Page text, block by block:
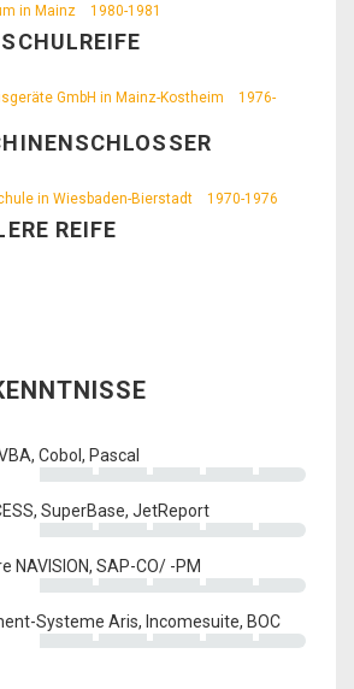
in Mainz 1980-1981
GmbH in Mainz-Kostheim
1976-
in Wiesbaden-Bierstadt 1970-1976
REIFE
Cobol, Pascal
SuperBase, JetReport
SAP-CO/ -PM
Systeme Aris, Incomesuite, BOC